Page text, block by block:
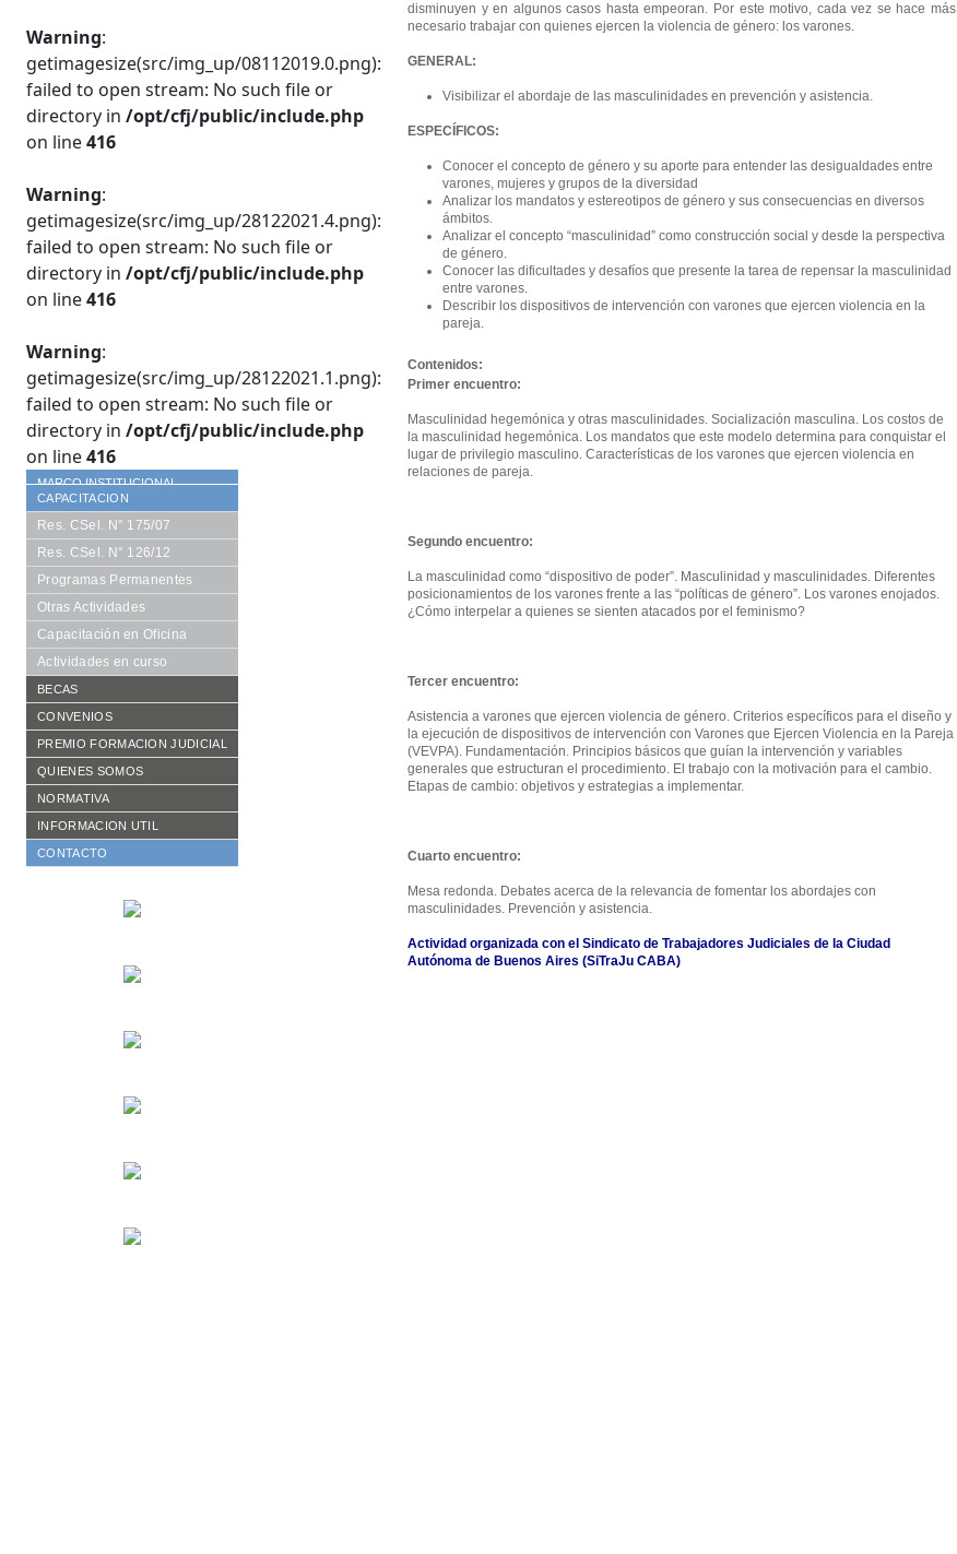
Warning:
getimagesize(src/img_up/08112019.0.png):
failed to open stream: No such file or
directory in /opt/cfj/public/include.php
on line416
Warning:
getimagesize(src/img_up/28122021.4.png):
failed to open stream: No such file or
directory in /opt/cfj/public/include.php
on line416
Warning:
getimagesize(src/img_up/28122021.1.png):
failed to open stream: No such file or
directory in /opt/cfj/public/include.php
on line416
MARCO INSTITUCIONAL
CAPACITACION
Res. CSel. N° 175/07
Res. CSel. N° 126/12
Programas Permanentes
Otras Actividades
Capacitación en Oficina
Actividades en curso
BECAS
Requisitos
Formularios
Becarios año en curso
Histórico de becarios
CONVENIOS
De Cooperación
Aranceles Preferenciales
PREMIO FORMACION JUDICIAL
Reglamento vigente
Publicaciones
Otras Publicaciones
QUIENES SOMOS
Consejo Académico
Autoridades CFJ
Equipo de trabajo
NORMATIVA
Resoluciones CACFJ
Disposiciones SECFJ
INFORMACION UTIL
CONTACTO
disminuyen y en algunos casos hasta empeoran. Por este motivo, cada vez se hace más
necesario trabajar con quienes ejercen la violencia de género: los varones.
GENERAL:
Visibilizar el abordaje de las masculinidades en prevención y asistencia.
ESPECÍFICOS:
Conocer el concepto de género y su aporte para entender las desigualdades entre
varones, mujeres y grupos de la diversidad
Analizar los mandatos y estereotipos de género y sus consecuencias en diversos
ámbitos.
Analizar el concepto “masculinidad” como construcción social y desde la perspectiva
de género.
Conocer las dificultades y desafíos que presente la tarea de repensar la masculinidad
entre varones.
Describir los dispositivos de intervención con varones que ejercen violencia en la
pareja.
Contenidos:
Primer encuentro:
Masculinidad hegemónica y otras masculinidades. Socialización masculina. Los costos de
la masculinidad hegemónica. Los mandatos que este modelo determina para conquistar el
lugar de privilegio masculino. Características de los varones que ejercen violencia en
relaciones de pareja.
Segundo encuentro:
La masculinidad como “dispositivo de poder”. Masculinidad y masculinidades. Diferentes
posicionamientos de los varones frente a las “políticas de género”. Los varones enojados.
¿Cómo interpelar a quienes se sienten atacados por el feminismo?
Tercer encuentro:
Asistencia a varones que ejercen violencia de género. Criterios específicos para el diseño y
la ejecución de dispositivos de intervención con Varones que Ejercen Violencia en la Pareja
(VEVPA). Fundamentación. Principios básicos que guían la intervención y variables
generales que estructuran el procedimiento. El trabajo con la motivación para el cambio.
Etapas de cambio: objetivos y estrategias a implementar.
Cuarto encuentro:
Mesa redonda. Debates acerca de la relevancia de fomentar los abordajes con
masculinidades. Prevención y asistencia.
Actividad organizada con el Sindicato de Trabajadores Judiciales de la Ciudad
Autónoma de Buenos Aires (SiTraJu CABA)